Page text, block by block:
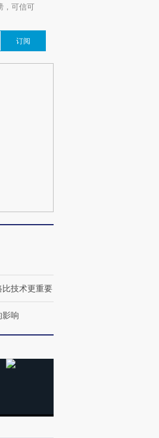
的印
飞地休达
种
CFO：不靠规模取胜，华
，可信可
订阅
技术更重要
影响